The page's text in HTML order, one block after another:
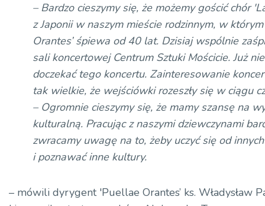
– Bardzo cieszymy się, że możemy gościć chór
z Japonii w naszym mieście rodzinnym, w
Orantes’ śpiewa od 40 lat. Dzisiaj wspólnie
sali koncertowej Centrum Sztuki Mościcie. Już
doczekać tego koncertu. Zainteresowanie
tak wielkie, że wejściówki rozeszły się w ciągu
– Ogromnie cieszymy się, że mamy szansę na
kulturalną. Pracując z naszymi dziewczynami
zwracamy uwagę na to, żeby uczyć się od
i poznawać inne kultury.
– mówili dyrygent 'Puellae Orantes’ ks. Władysław